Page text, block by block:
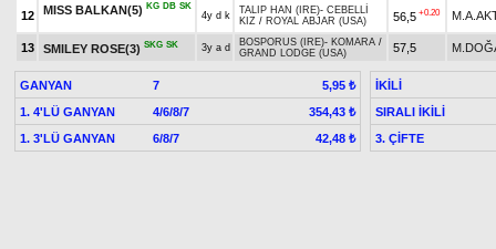
12 MISS BALKAN(5) KG DB SK
4y d k TALIP HAN (IRE)- CEBELLİ
KIZ / ROYAL ABJAR (USA) 56,5 +0.20
13 SMILEY ROSE(3) SKG SK 3y a d BOSPORUS (IRE)- KOMARA /
GRAND LODGE (USA)
57,5
GANYAN 7
5,95 ₺
1. 4'LÜ GANYAN
4/6/8/7
354,43 ₺
1. 3'LÜ GANYAN
6/8/7 42,48 ₺
İKİLİ
SIRALI İKİLİ
3. ÇİFTE